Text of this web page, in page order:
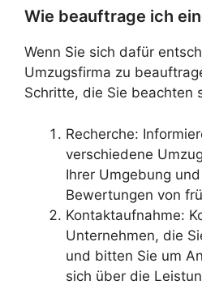
Wie beauftrage ich
Wenn Sie sich dafür
Umzugsfirma zu
Schritte, die Sie beachten
Recherche:
verschiedene
Ihrer Umgebung
Bewertungen von
Kontaktaufnahme:
Unternehmen, die
und bitten Sie um
sich über die